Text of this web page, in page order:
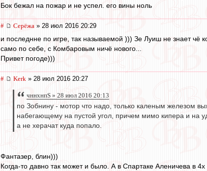
Бок бежал на пожар и не успел. его вины ноль
# Серёжа » 28 июл 2016 20:29
и последнне по игре, так называемой ))) Зе Луиш не знает
само по себе, с Комбаровым ничё нового...
Привет погоде)))
# Kerk » 28 июл 2016 20:27
чннхнпS » 28 июл 2016 20:13
по Зобнину - мотор что надо, только каленым железом
набегающему на пустой угол, причем мимо кипера и на
а не херачат куда попало.
Фантазер, блин)))
Когда-то давно так может и было. А в Спартаке Аленичева в